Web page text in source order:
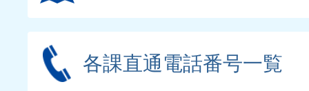
各課直通電話番号一覧